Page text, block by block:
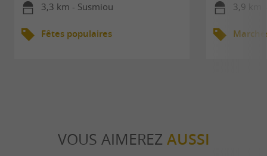
3,3 km - Susmiou
Fêtes populaires
3,9 km
VOUS AIMEREZ AUSSI